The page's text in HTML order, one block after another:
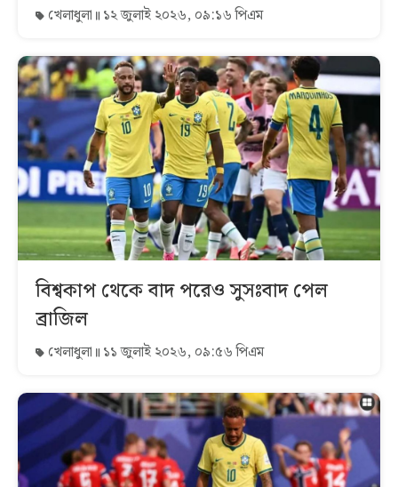
খেলাধুলা ১২ জুলাই ২০২৬, ০৯:১৬ পিএম
বিশ্বকাপ থেকে বাদ পরেও সুসঃবাদ পেল
ব্রাজিল
খেলাধুলা ১১ জুলাই ২০২৬, ০৯:৫৬ পিএম